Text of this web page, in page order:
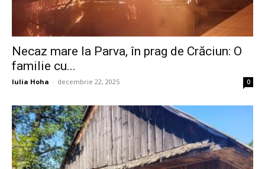
Necaz mare la Parva, în prag de Crăciun: O
familie cu...
Iulia Hoha - decembrie 22, 2025 0